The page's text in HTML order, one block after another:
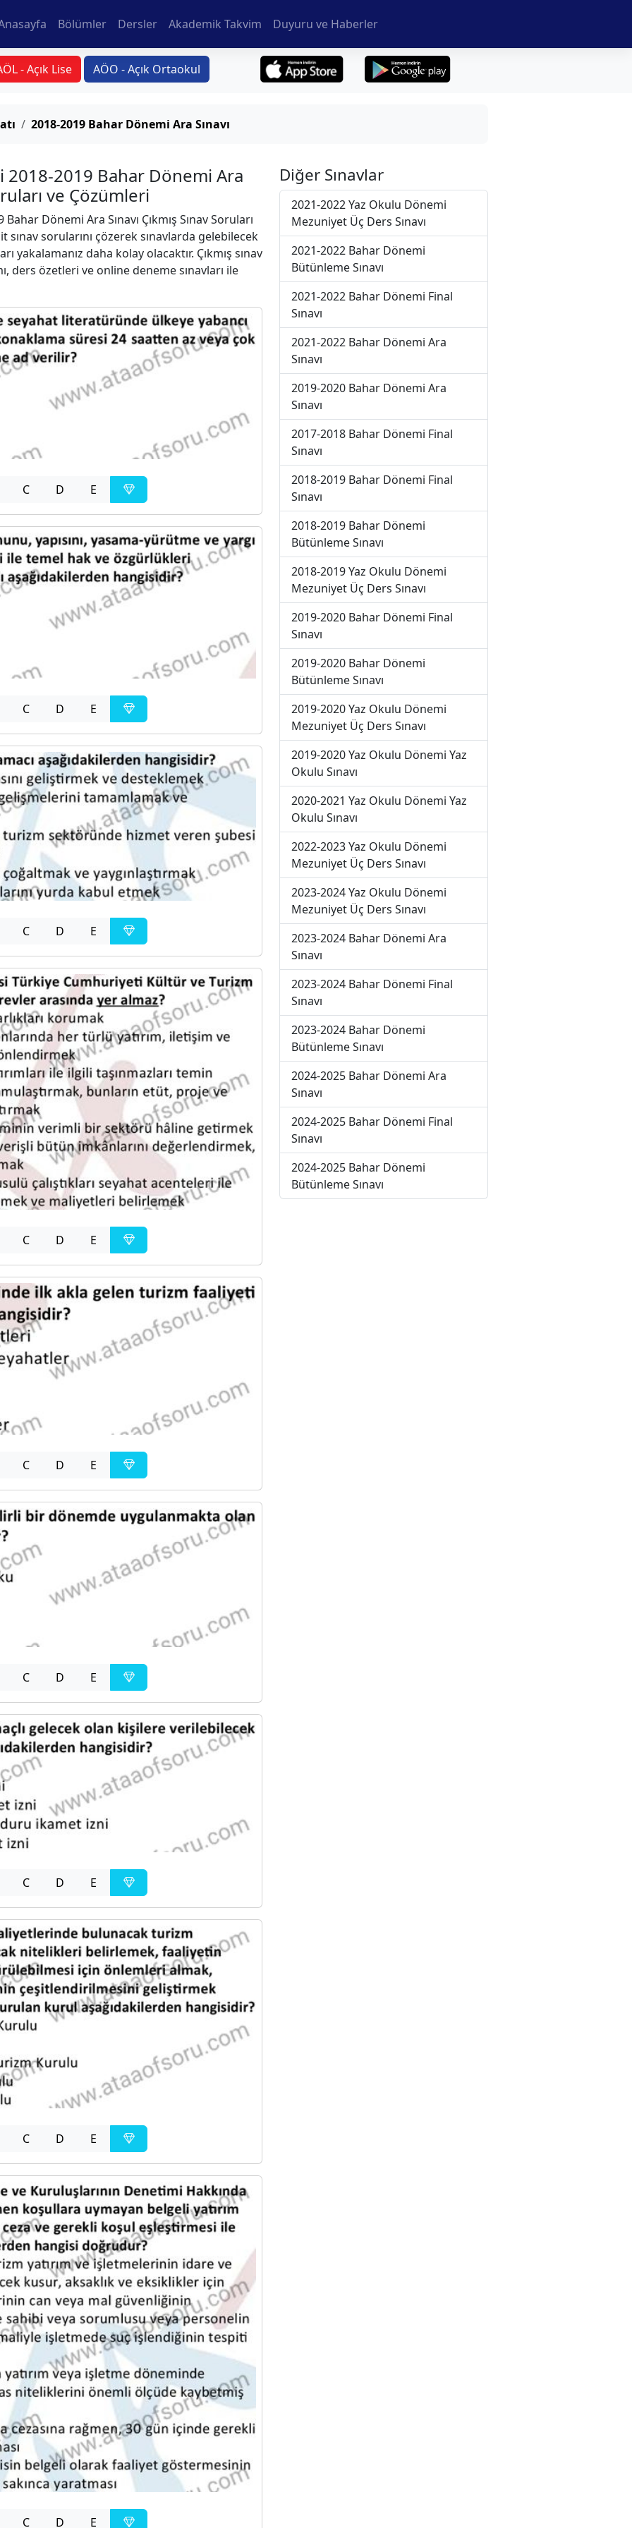
Bölümler Dersler Akademik Takvim Duyuru ve Haberler
- Açık Lise AÖO - Açık Ortaokul
2018-2019 Bahar Dönemi Ara Sınavı
2018-2019 Bahar Dönemi Ara
ve Çözümleri
Dönemi Ara Sınavı Çıkmış Sınav Soruları
sorularını çözerek sınavlarda gelebilecek
yakalamanız daha kolay olacaktır. Çıkmış sınav
ders özetleri ve online deneme sınavları ile
C D E
C D E
C D E
C D E
C D E
C D E
C D E
C D E
C D E
Diğer Sınavlar
2021-2022 Yaz Okulu Dönemi
Mezuniyet Üç Ders Sınavı
2021-2022 Bahar Dönemi
Bütünleme Sınavı
2021-2022 Bahar Dönemi Final
Sınavı
2021-2022 Bahar Dönemi Ara
Sınavı
2019-2020 Bahar Dönemi Ara
Sınavı
2017-2018 Bahar Dönemi Final
Sınavı
2018-2019 Bahar Dönemi Final
Sınavı
2018-2019 Bahar Dönemi
Bütünleme Sınavı
2018-2019 Yaz Okulu Dönemi
Mezuniyet Üç Ders Sınavı
2019-2020 Bahar Dönemi Final
Sınavı
2019-2020 Bahar Dönemi
Bütünleme Sınavı
2019-2020 Yaz Okulu Dönemi
Mezuniyet Üç Ders Sınavı
2019-2020 Yaz Okulu Dönemi Yaz
Okulu Sınavı
2020-2021 Yaz Okulu Dönemi Yaz
Okulu Sınavı
2022-2023 Yaz Okulu Dönemi
Mezuniyet Üç Ders Sınavı
2023-2024 Yaz Okulu Dönemi
Mezuniyet Üç Ders Sınavı
2023-2024 Bahar Dönemi Ara
Sınavı
2023-2024 Bahar Dönemi Final
Sınavı
2023-2024 Bahar Dönemi
Bütünleme Sınavı
2024-2025 Bahar Dönemi Ara
Sınavı
2024-2025 Bahar Dönemi Final
Sınavı
2024-2025 Bahar Dönemi
Bütünleme Sınavı